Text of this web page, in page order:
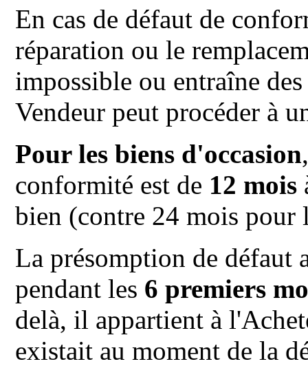
En cas de défaut de
réparation ou le
impossible ou entraîne
Vendeur peut procéder à
Pour les biens d'occasion
conformité est de 12 mois
bien (contre 24 mois pour
La présomption de défaut
pendant les 6 premiers
delà, il appartient à
existait au moment de la